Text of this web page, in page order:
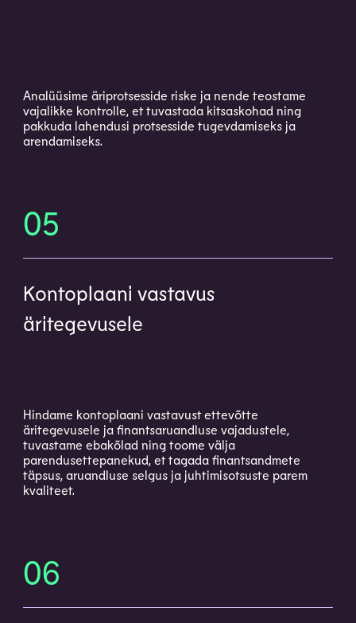
Analüüsime äriprotsesside riske ja nende teostame
vajalikke kontrolle, et tuvastada kitsaskohad ning
pakkuda lahendusi protsesside tugevdamiseks ja
arendamiseks.
05
Kontoplaani vastavus
äritegevusele
Hindame kontoplaani vastavust ettevõtte
äritegevusele ja finantsaruandluse vajadustele,
tuvastame ebakõlad ning toome välja
parendusettepanekud, et tagada finantsandmete
täpsus, aruandluse selgus ja juhtimisotsuste parem
kvaliteet.
06